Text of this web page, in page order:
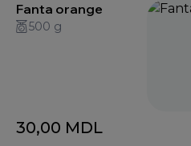
Fanta orange
500 g
30,00 MDL